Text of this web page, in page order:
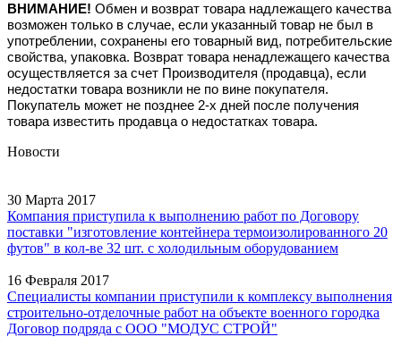
ВНИМАНИЕ! Обмен и возврат товара надлежащего качества
возможен только в случае, если указанный товар не был в
употреблении, сохранены его товарный вид, потребительские
свойства, упаковка. Возврат товара ненадлежащего качества
осуществляется за счет Производителя (продавца), если
недостатки товара возникли не по вине покупателя.
Покупатель может не позднее 2-х дней после получения
товара известить продавца о недостатках товара.
Новости
30 Марта 2017
Компания приступила к выполнению работ по Договору
поставки "изготовление контейнера термоизолированного 20
футов" в кол-ве 32 шт. с холодильным оборудованием
16 Февраля 2017
Специалисты компании приступили к комплексу выполнения
строительно-отделочные работ на объекте военного городка
Договор подряда с ООО "МОДУС СТРОЙ"